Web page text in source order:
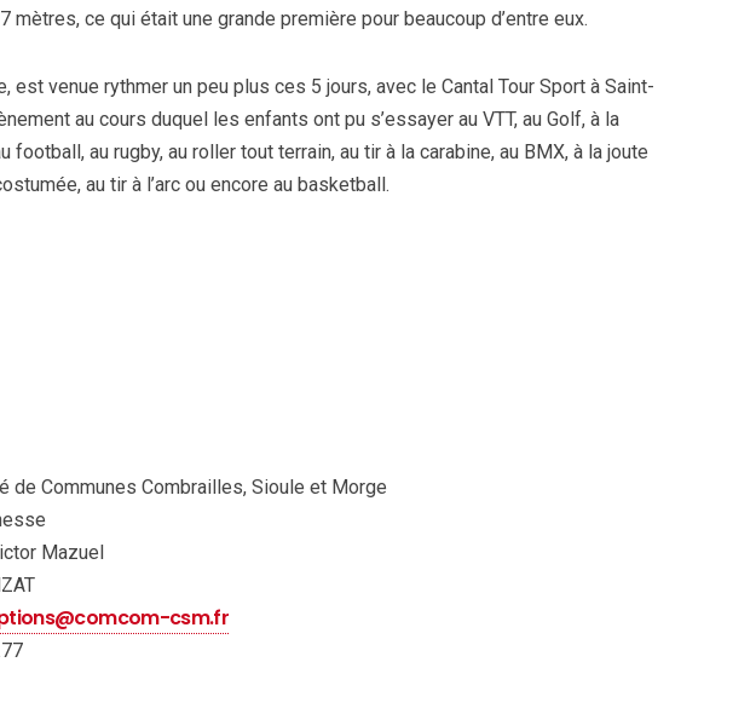
mètres, ce qui était une grande première pour beaucoup d’entre eux.
est venue rythmer un peu plus ces 5 jours, avec le Cantal Tour Sport à Saint-
au cours duquel les enfants ont pu s’essayer au VTT, au Golf, à la
football, au rugby, au roller tout terrain, au tir à la carabine, au BMX, à la joute
au tir à l’arc ou encore au basketball.
de Communes Combrailles, Sioule et Morge
Mazuel
csm.fr